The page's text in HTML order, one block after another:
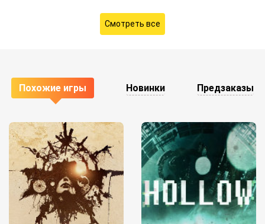
Смотреть все
Похожие игры Новинки Предзаказы